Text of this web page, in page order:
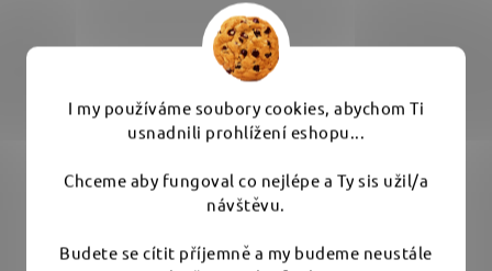
I my používáme soubory cookies, abychom Ti
usnadnili prohlížení eshopu...
Chceme aby fungoval co nejlépe a Ty sis užil/a
návštěvu.
Budete se cítit příjemně a my budeme neustále
hrubý leštící kotouč